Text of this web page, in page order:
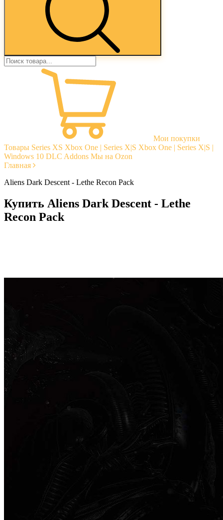
Мои покупки
Товары Series XS Xbox One | Series X|S Xbox One | Series X|S |
Windows 10 DLC Addons Мы на Ozon
Главная
Aliens Dark Descent - Lethe Recon Pack
Купить Aliens Dark Descent - Lethe
Recon Pack